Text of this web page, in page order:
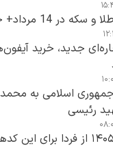
14 مرداد+ جدول
جدید، خرید
اسلامی به
رئیسی
کالابرگ مرداد ۱۴۰۵ از فردا